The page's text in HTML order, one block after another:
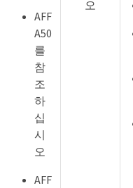
AFF
A50
를
참
조
하
십
시
오
AFF
오